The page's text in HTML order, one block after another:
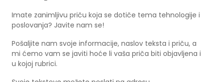
Imate zanimljivu priču koja se dotiče tema tehnologije i
poslovanja? Javite nam se!
Pošaljite nam svoje informacije, naslov teksta i priču, a
mi ćemo vam se javiti hoće li vaša priča biti objavljena i
u kojoj rubrici.